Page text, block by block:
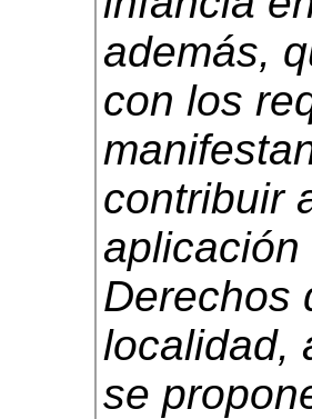
además,
con los
contribuir
Derechos
localidad,
se